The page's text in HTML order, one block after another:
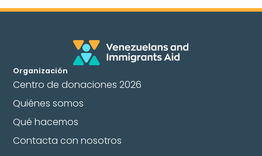
Organización
Centro de donaciones 2026
Quiénes somos
Qué hacemos
Contacta con nosotros